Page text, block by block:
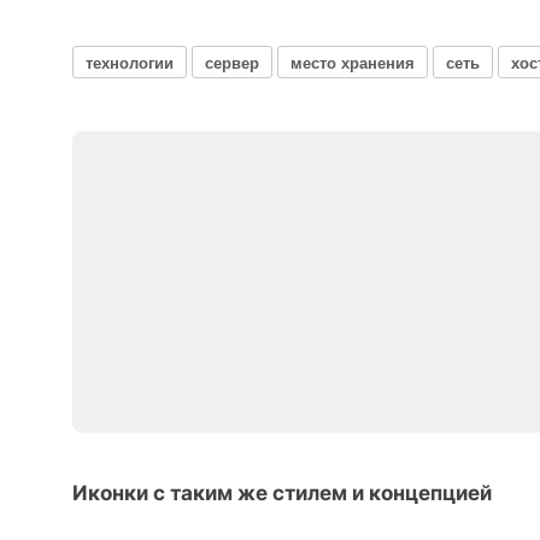
технологии сервер место хранения сеть
Иконки с таким же стилем и концепцией